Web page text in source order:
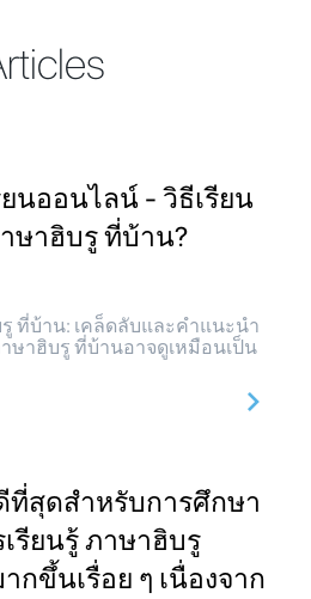
นออนไลน์ - วิธีเรียน
ษาฮิบรู ที่บ้าน?
ที่บ้าน: เคล็ดลับและคำแนะนำ
ษาฮิบรู ที่บ้านอาจดูเหมือนเป็น
สุดสำหรับการศึกษา
รียนรู้ ภาษาฮิบรู
กขึ้นเรื่อย ๆ เนื่องจาก